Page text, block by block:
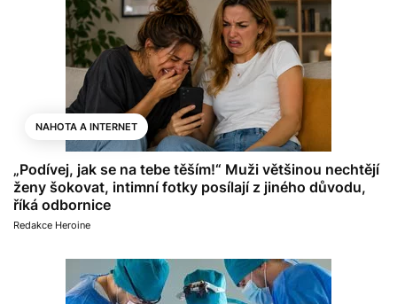
NAHOTA A INTERNET
„Podívej, jak se na tebe těším!“ Muži většinou nechtějí
ženy šokovat, intimní fotky posílají z jiného důvodu,
říká odbornice
Redakce Heroine